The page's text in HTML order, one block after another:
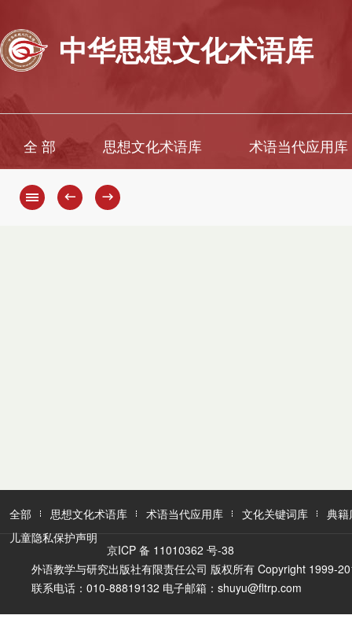
中华思想文化术语库
全 部 思想文化术语库 术语当代应用库
← →
全部 思想文化术语库 术语当代应用库 文化关键词库
典籍
儿童隐私保护声明
京ICP 备 11010362 号-38
外语教学与研究出版社有限责任公司 版权所有 Copyright 1999-
联系电话：010-88819132 电子邮箱：shuyu@fltrp.com